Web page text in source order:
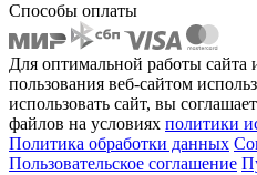
Способы оплаты
Для оптимальной работы сайта
пользования веб-сайтом
использовать сайт, вы
файлов на условиях политики
Политика обработки данных
Пользовательское соглашение